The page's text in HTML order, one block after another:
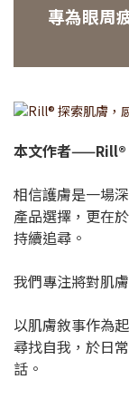
專為眼周
本文作者——Rill®
相信護膚是一場
產品選擇，更在
持續追尋。
我們專注將對肌
以肌膚敘事作為
尋找自我，於日
話。